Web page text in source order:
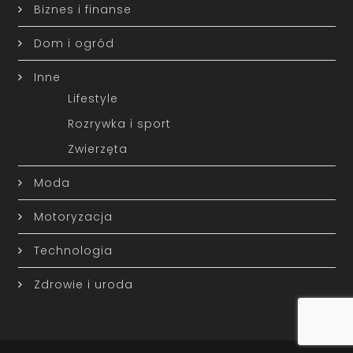
Biznes i finanse
Dom i ogród
Inne
Lifestyle
Rozrywka i sport
Zwierzęta
Moda
Motoryzacja
Technologia
Zdrowie i uroda